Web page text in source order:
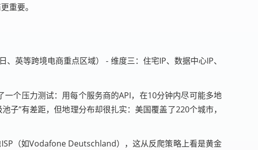
重要。
英等跨境电商重点区域） - 维度三：住宅IP、数据中心IP、
个压力测试：用每个服务商的API，在10分钟内尽可能多地
”有差距，但地理分布却很扎实：美国覆盖了220个城市，
（如Vodafone Deutschland），这从反爬策略上看是黄金